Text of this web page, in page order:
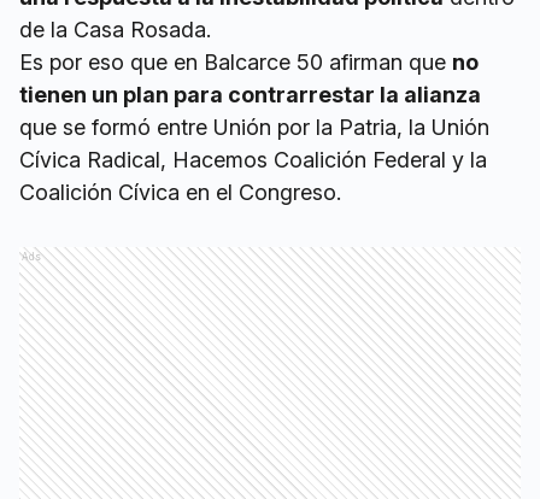
de la Casa Rosada.
Es por eso que en Balcarce 50 afirman que no
tienen un plan para contrarrestar la alianza
que se formó entre Unión por la Patria, la Unión
Cívica Radical, Hacemos Coalición Federal y la
Coalición Cívica en el Congreso.
Ads